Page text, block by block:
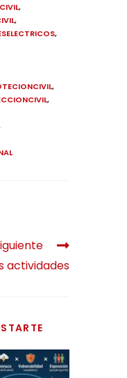
,
,
,
,
,
actividades